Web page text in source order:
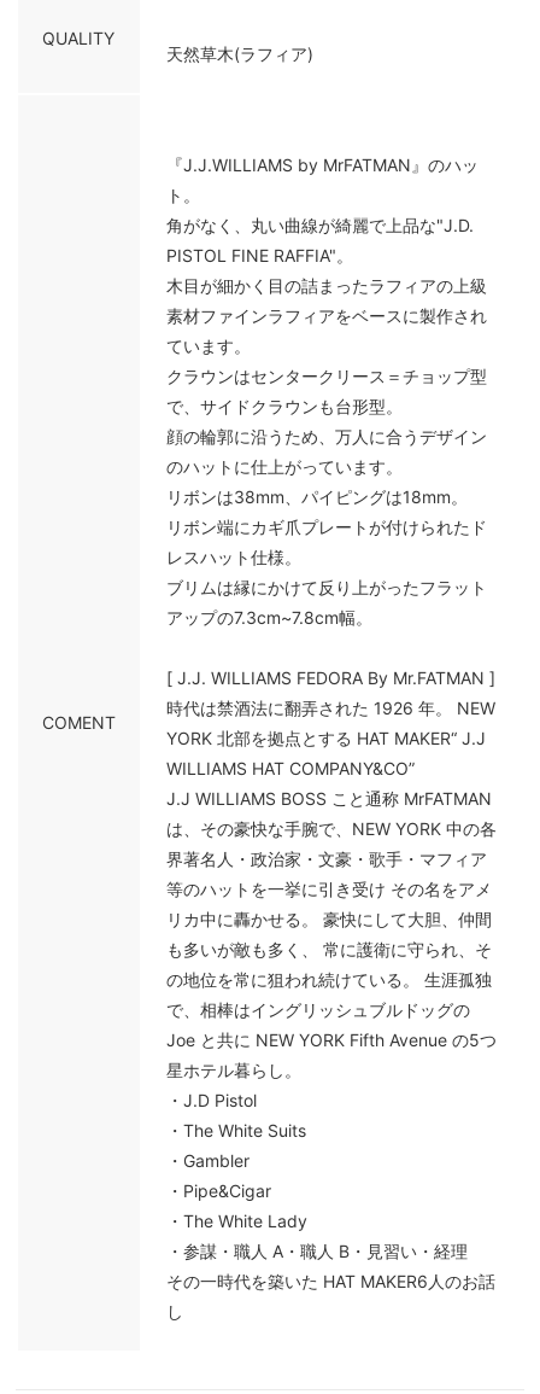
QUALITY
天然草木(ラフィア)
COMENT
『J.J.WILLIAMS by MrFATMAN』のハッ
ト。
角がなく、丸い曲線が綺麗で上品な"J.D.
PISTOL FINE RAFFIA"。
木目が細かく目の詰まったラフィアの上級
素材ファインラフィアをベースに製作され
ています。
クラウンはセンタークリース＝チョップ型
で、サイドクラウンも台形型。
顔の輪郭に沿うため、万人に合うデザイン
のハットに仕上がっています。
リボンは38mm、パイピングは18mm。
リボン端にカギ爪プレートが付けられたド
レスハット仕様。
ブリムは縁にかけて反り上がったフラット
アップの7.3cm~7.8cm幅。
[ J.J. WILLIAMS FEDORA By Mr.FATMAN ]
時代は禁酒法に翻弄された 1926 年。 NEW
YORK 北部を拠点とする HAT MAKER“ J.J
WILLIAMS HAT COMPANY&CO”
J.J WILLIAMS BOSS こと通称 MrFATMAN
は、その豪快な手腕で、NEW YORK 中の各
界著名人・政治家・文豪・歌手・マフィア
等のハットを一挙に引き受け その名をアメ
リカ中に轟かせる。 豪快にして大胆、仲間
も多いが敵も多く、 常に護衛に守られ、そ
の地位を常に狙われ続けている。 生涯孤独
で、相棒はイングリッシュブルドッグの
Joe と共に NEW YORK Fifth Avenue の5つ
星ホテル暮らし。
・J.D Pistol
・The White Suits
・Gambler
・Pipe&Cigar
・The White Lady
・参謀・職人 A・職人 B・見習い・経理
その一時代を築いた HAT MAKER6人のお話
し